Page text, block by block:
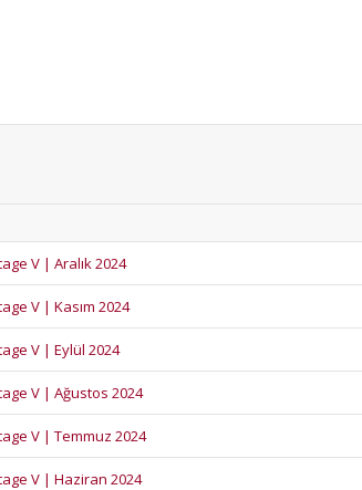
V | Aralık 2024
V | Kasım 2024
V | Eylül 2024
V | Ağustos 2024
V | Temmuz 2024
V | Haziran 2024